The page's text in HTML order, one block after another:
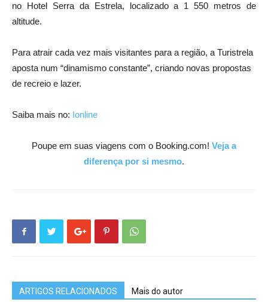
no Hotel Serra da Estrela, localizado a 1 550 metros de
altitude.
Para atrair cada vez mais visitantes para a região, a Turistrela
aposta num “dinamismo constante”, criando novas propostas
de recreio e lazer.
Saiba mais no: Ionline
Poupe em suas viagens com o Booking.com! Veja a
diferença por si mesmo.
ARTIGOS RELACIONADOS Mais do autor